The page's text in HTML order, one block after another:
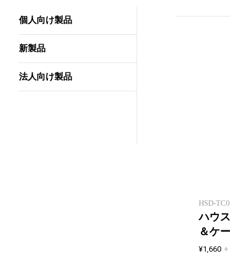
HSD-
ハウ
＆ケ
¥1,660 +
個人向け製品
新製品
法人向け製品